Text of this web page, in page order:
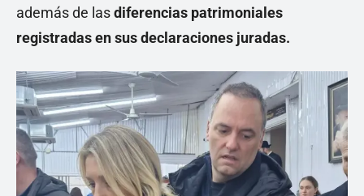
además de lasdiferencias patrimoniales
registradas en sus declaraciones juradas.